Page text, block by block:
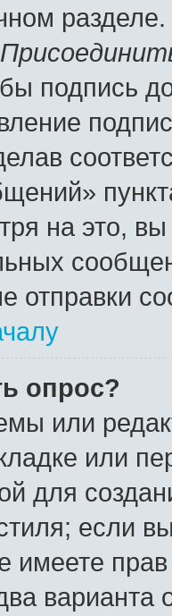
подпись
на это,
отправки
опрос?
или
или
для
если
прав
варианта